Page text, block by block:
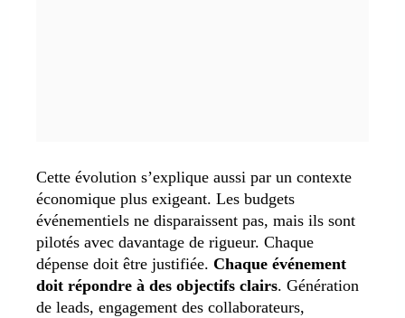
Cette évolution s’explique aussi par un contexte
économique plus exigeant. Les budgets
événementiels ne disparaissent pas, mais ils sont
pilotés avec davantage de rigueur. Chaque
dépense doit être justifiée. Chaque événement
doit répondre à des objectifs clairs. Génération
de leads, engagement des collaborateurs,